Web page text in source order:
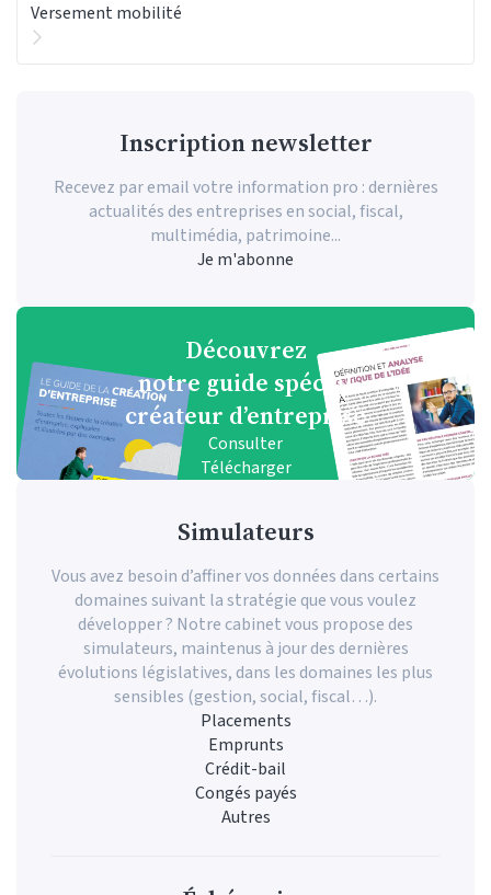
Versement mobilité
Inscription newsletter
Recevez par email votre information pro : dernières
actualités des entreprises en social, fiscal,
multimédia, patrimoine...
Je m'abonne
Découvrez
notre guide pratique
facturation électronique
Consulter
Télécharger
Découvrez
notre guide spécial
créateur d’entreprise
Consulter
Télécharger
Découvrez
notre guide spécial
chef d'entreprise
Consulter
Télécharger
Découvrez
notre guide spécial
gestion de patrimoine
Consulter
Télécharger
Présentation Guide n° 1
Présentation Guide n° 2
Présentation Guide n° 3
Présentation Guide n° 4
Simulateurs
Vous avez besoin d’affiner vos données dans certains
domaines suivant la stratégie que vous voulez
développer ? Notre cabinet vous propose des
simulateurs, maintenus à jour des dernières
évolutions législatives, dans les domaines les plus
sensibles (gestion, social, fiscal…).
Placements
Emprunts
Crédit-bail
Congés payés
Autres